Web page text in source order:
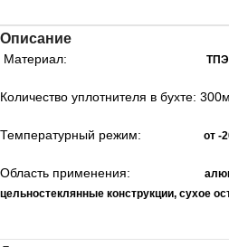
Описание
Материал: ТПЭ
Количество уплотнителя в бухте: 300м
Температурный режим: от -
Область применения:
цельностеклянные конструкции, сухое